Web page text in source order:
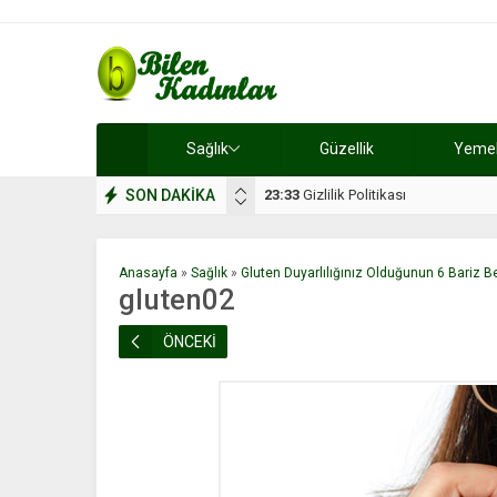
Sağlık Güzellik
SON DAKİKA 17:08 Dilan, düğününe 5 gün kala
Anasayfa » Sağlık » Gluten Duyarlılığınız Olduğunun 6 Bariz
gluten02
ÖNCEKİ